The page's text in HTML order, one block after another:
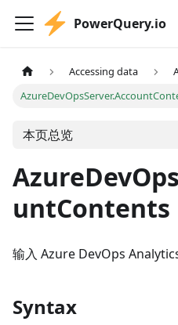
PowerQuery.io
Accessing data
本页总览
untContents
输入 Azure DevOps Analytics
Syntax